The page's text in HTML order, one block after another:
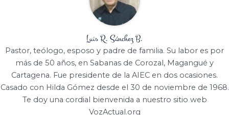
Luis R. Sánchez B.
Pastor, teólogo, esposo y padre de familia. Su labor es por
más de 50 años, en Sabanas de Corozal, Magangué y
Cartagena. Fue presidente de la AIEC en dos ocasiones.
Casado con Hilda Gómez desde el 30 de noviembre de 1968.
Te doy una cordial bienvenida a nuestro sitio web
VozActual.org